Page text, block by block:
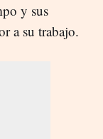
y sus
a su trabajo.